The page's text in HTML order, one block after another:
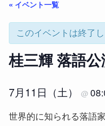
« イベント一覧
このイベントは終了し
桂三輝 落語公
7月11日（土） @
世界的に知られる落語